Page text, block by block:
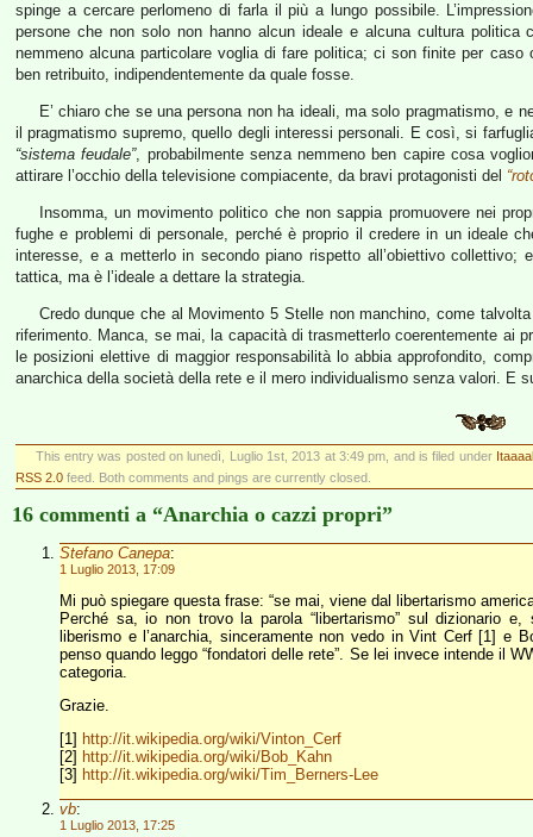
spinge a cercare perlomeno di farla il più a lungo possibile.
persone che non solo non hanno alcun ideale e alcuna cultura
nemmeno alcuna particolare voglia di fare politica; ci son finite per
ben retribuito, indipendentemente da quale fosse.
E’ chiaro che se una persona non ha ideali, ma solo pragmatismo, e
il pragmatismo supremo, quello degli interessi personali. E così, si
“sistema feudale”, probabilmente senza nemmeno ben capire cosa
attirare l’occhio della televisione compiacente, da bravi protagonisti del
Insomma, un movimento politico che non sappia promuovere nei
fughe e problemi di personale, perché è proprio il credere in un ideale
interesse, e a metterlo in secondo piano rispetto all’obiettivo
tattica, ma è l’ideale a dettare la strategia.
Credo dunque che al Movimento 5 Stelle non manchino, come
riferimento. Manca, se mai, la capacità di trasmetterlo coerentemente ai
le posizioni elettive di maggior responsabilità lo abbia approfondito,
anarchica della società della rete e il mero individualismo senza valori. E
This entry was posted on lunedì, Luglio 1st, 2013 at 3:49 pm, and is filed under
RSS 2.0 feed. Both comments and pings are currently closed.
16 commenti a “Anarchia o cazzi propri”
Stefano Canepa:
1 Luglio 2013, 17:09
Mi può spiegare questa frase: “se mai, viene dal libertarismo
Perché sa, io non trovo la parola “libertarismo” sul dizionario
liberismo e l’anarchia, sinceramente non vedo in Vint Cerf [1] e
penso quando leggo “fondatori delle rete”. Se lei invece intende il
categoria.
Grazie.
[1] http://it.wikipedia.org/wiki/Vinton_Cerf
[2] http://it.wikipedia.org/wiki/Bob_Kahn
[3] http://it.wikipedia.org/wiki/Tim_Berners-Lee
vb:
1 Luglio 2013, 17:25